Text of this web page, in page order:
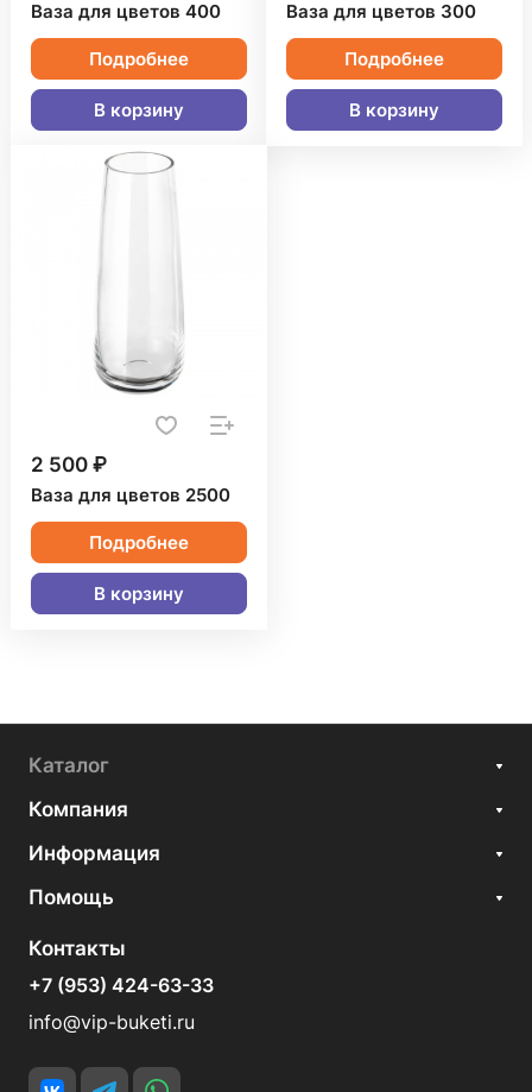
Ваза для цветов 400
Подробнее
В корзину
Ваза для цветов 300
Подробнее
В корзину
2 500 ₽
Ваза для цветов 2500
Подробнее
В корзину
Каталог
Компания
Информация
Помощь
Контакты
+7 (953) 424-63-33
info@vip-buketi.ru